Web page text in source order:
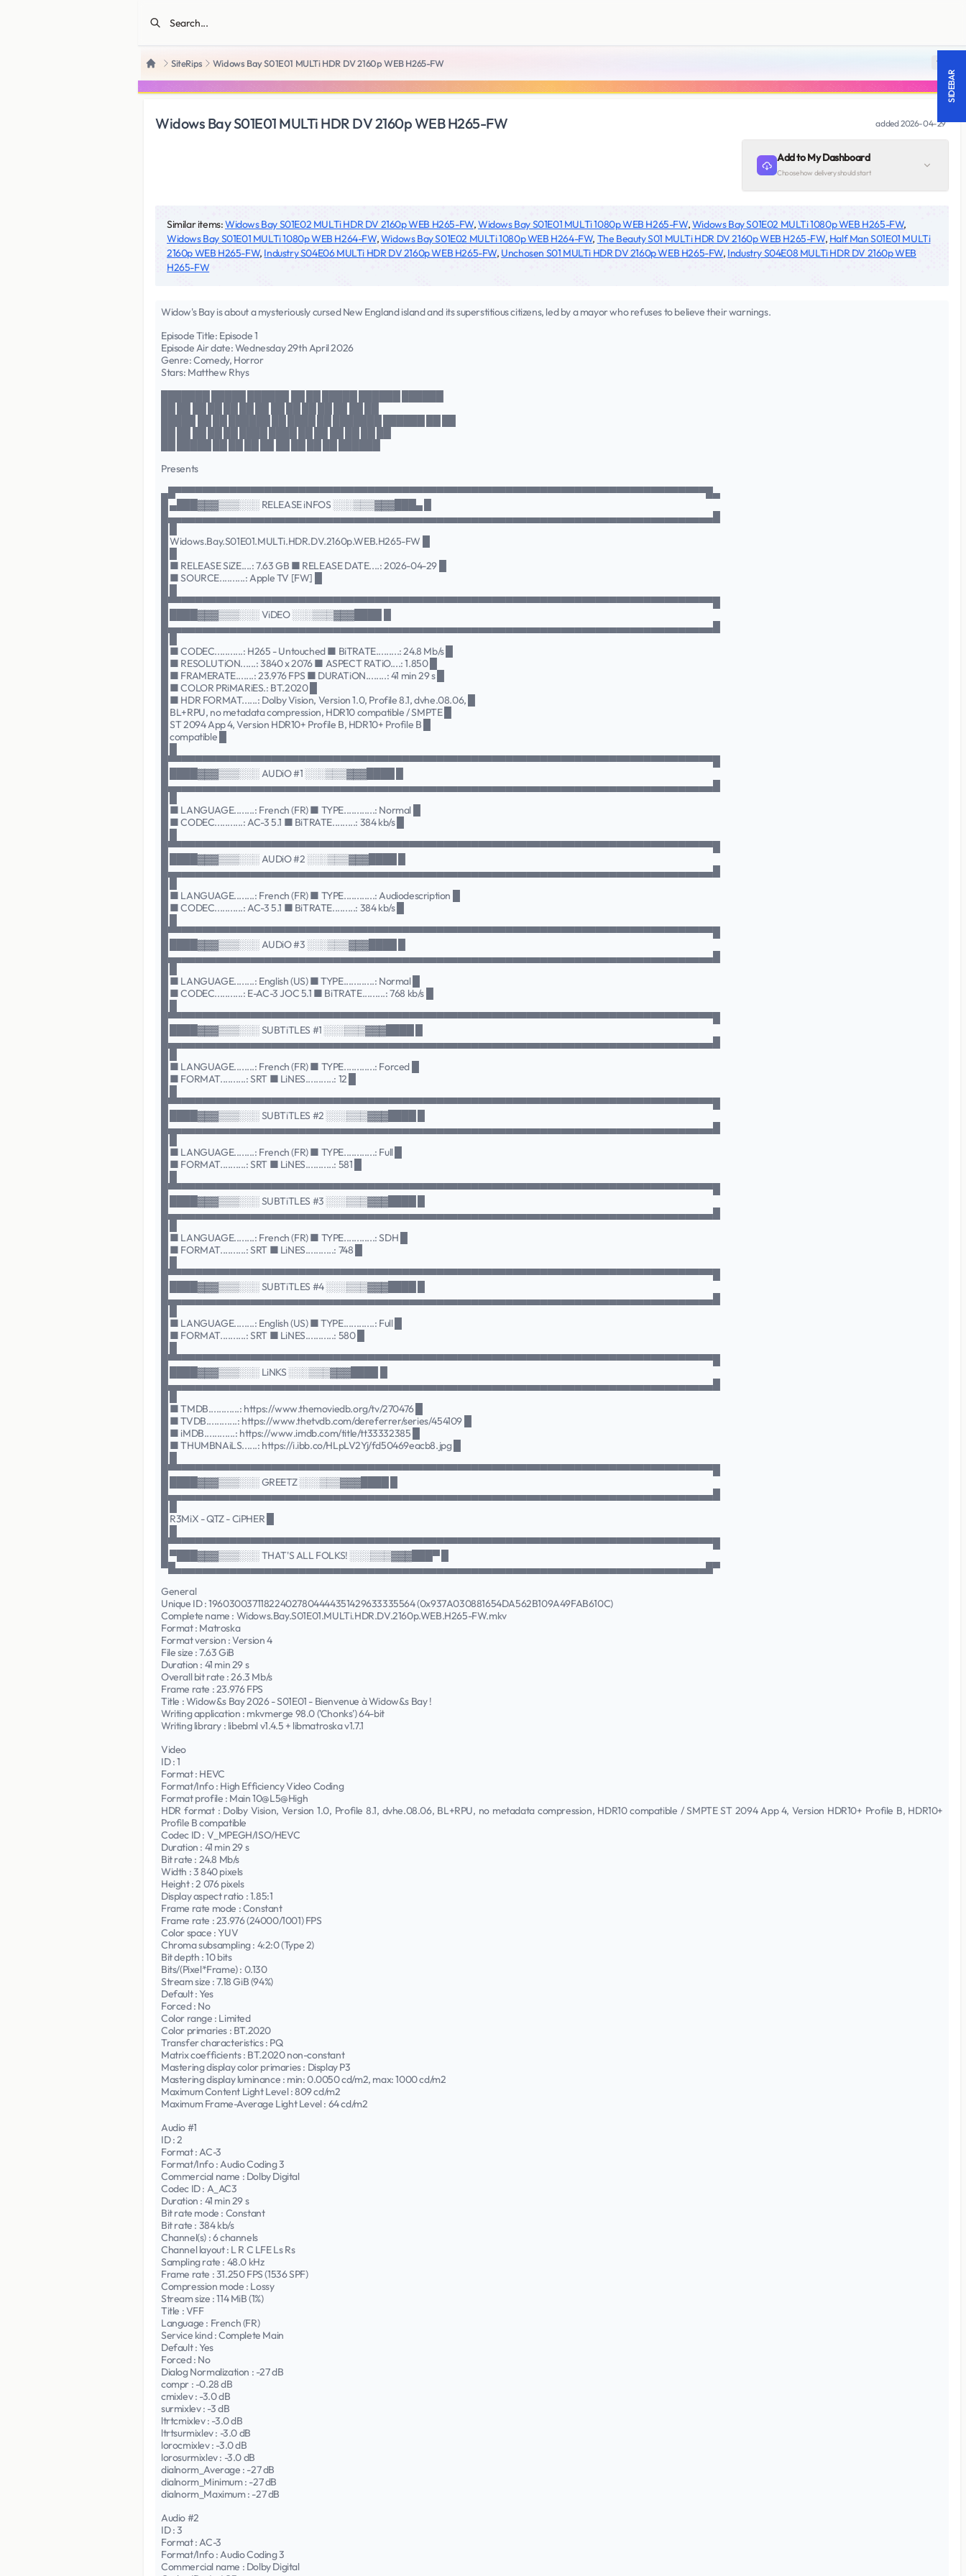
HomeSiteRips Widows Bay S01E01 MULTi HDR DV 2160p WEB H265-FW 18 +
Widows Bay S01E01 MULTi HDR DV 2160p WEB H265-FW added2026-04-29
Add to My Dashboard
Choose how delivery should start
Similar items:Widows Bay S01E02 MULTi HDR DV 2160p WEB H265-FW,Widows Bay S01E01 MULTi 1080p WEB H265-FW,Widows Bay S01E02 MULTi 1080p WEB H265-FW,
Widows Bay S01E01 MULTi 1080p WEB H264-FW,Widows Bay S01E02 MULTi 1080p WEB H264-FW, The Beauty S01 MULTi HDR DV 2160p WEB H265-FW, Half Man S01E01 MULTi
2160p WEB H265-FW, Industry S04E06 MULTi HDR DV 2160p WEB H265-FW, Unchosen S01 MULTi HDR DV 2160p WEB H265-FW, Industry S04E08 MULTi HDR DV 2160p WEB
H265-FW
Widow's Bay is about a mysteriously cursed New England island and its superstitious citizens, led by a mayor who refuses to believe their warnings.
Episode Title: Episode 1
Episode Air date: Wednesday 29th April 2026
Genre: Comedy, Horror
Stars: Matthew Rhys
Presents
▄█▀▀▀▀▀▀▀▀▀▀▀▀▀▀▀▀▀▀▀▀▀▀▀▀▀▀▀▀▀▀▀▀▀▀▀▀▀▀▀▀▀▀▀▀▀▀▀▀▀▀▀▀▀▀▀▀▀▀▀▀▀▀▀▀▀▀▀▀▀▀▀▀▀▀▀▀▀█▄
█ ▄███▓▓▓▒▒▒░░░ RELEASE iNFOS ░░░▒▒▒▓▓▓███▄ █
█▄▄▄▄▄▄▄▄▄▄▄▄▄▄▄▄▄▄▄▄▄▄▄▄▄▄▄▄▄▄▄▄▄▄▄▄▄▄▄▄▄▄▄▄▄▄▄▄▄▄▄▄▄▄▄▄▄▄▄▄▄▄▄▄▄▄▄▄▄▄▄▄▄▄▄▄▄▄▄█
█ Widows.Bay.S01E01.MULTi.HDR.DV.2160p.WEB.H265-FW █
█ ■ RELEASE SiZE....: 7.63 GB ■ RELEASE DATE....: 2026-04-29 █
█ ■ SOURCE..........: Apple TV [FW] █
█▀▀▀▀▀▀▀▀▀▀▀▀▀▀▀▀▀▀▀▀▀▀▀▀▀▀▀▀▀▀▀▀▀▀▀▀▀▀▀▀▀▀▀▀▀▀▀▀▀▀▀▀▀▀▀▀▀▀▀▀▀▀▀▀▀▀▀▀▀▀▀▀▀▀▀▀▀▀▀█
█ ████▓▓▓▒▒▒░░░ ViDEO ░░░▒▒▒▓▓▓████ █
█▄▄▄▄▄▄▄▄▄▄▄▄▄▄▄▄▄▄▄▄▄▄▄▄▄▄▄▄▄▄▄▄▄▄▄▄▄▄▄▄▄▄▄▄▄▄▄▄▄▄▄▄▄▄▄▄▄▄▄▄▄▄▄▄▄▄▄▄▄▄▄▄▄▄▄▄▄▄▄█
█ ■ CODEC...........: H265 - Untouched ■ BiTRATE.........: 24.8 Mb/s █
█ ■ RESOLUTiON......: 3840 x 2076 ■ ASPECT RATiO....: 1.850 █
█ ■ FRAMERATE.......: 23.976 FPS ■ DURATiON........: 41 min 29 s █
█ ■ COLOR PRiMARiES.: BT.2020 █
█ ■ HDR FORMAT......: Dolby Vision, Version 1.0, Profile 8.1, dvhe.08.06, █
█ BL+RPU, no metadata compression, HDR10 compatible / SMPTE █
█ ST 2094 App 4, Version HDR10+ Profile B, HDR10+ Profile B █
█ compatible █
█▀▀▀▀▀▀▀▀▀▀▀▀▀▀▀▀▀▀▀▀▀▀▀▀▀▀▀▀▀▀▀▀▀▀▀▀▀▀▀▀▀▀▀▀▀▀▀▀▀▀▀▀▀▀▀▀▀▀▀▀▀▀▀▀▀▀▀▀▀▀▀▀▀▀▀▀▀▀▀█
█ ████▓▓▓▒▒▒░░░ AUDiO #1 ░░░▒▒▒▓▓▓████ █
█▄▄▄▄▄▄▄▄▄▄▄▄▄▄▄▄▄▄▄▄▄▄▄▄▄▄▄▄▄▄▄▄▄▄▄▄▄▄▄▄▄▄▄▄▄▄▄▄▄▄▄▄▄▄▄▄▄▄▄▄▄▄▄▄▄▄▄▄▄▄▄▄▄▄▄▄▄▄▄█
█ ■ LANGUAGE........: French (FR) ■ TYPE............: Normal █
█ ■ CODEC...........: AC-3 5.1 ■ BiTRATE.........: 384 kb/s █
█▀▀▀▀▀▀▀▀▀▀▀▀▀▀▀▀▀▀▀▀▀▀▀▀▀▀▀▀▀▀▀▀▀▀▀▀▀▀▀▀▀▀▀▀▀▀▀▀▀▀▀▀▀▀▀▀▀▀▀▀▀▀▀▀▀▀▀▀▀▀▀▀▀▀▀▀▀▀▀█
█ ████▓▓▓▒▒▒░░░ AUDiO #2 ░░░▒▒▒▓▓▓████ █
█▄▄▄▄▄▄▄▄▄▄▄▄▄▄▄▄▄▄▄▄▄▄▄▄▄▄▄▄▄▄▄▄▄▄▄▄▄▄▄▄▄▄▄▄▄▄▄▄▄▄▄▄▄▄▄▄▄▄▄▄▄▄▄▄▄▄▄▄▄▄▄▄▄▄▄▄▄▄▄█
█ ■ LANGUAGE........: French (FR) ■ TYPE............: Audiodescription █
█ ■ CODEC...........: AC-3 5.1 ■ BiTRATE.........: 384 kb/s █
█▀▀▀▀▀▀▀▀▀▀▀▀▀▀▀▀▀▀▀▀▀▀▀▀▀▀▀▀▀▀▀▀▀▀▀▀▀▀▀▀▀▀▀▀▀▀▀▀▀▀▀▀▀▀▀▀▀▀▀▀▀▀▀▀▀▀▀▀▀▀▀▀▀▀▀▀▀▀▀█
█ ████▓▓▓▒▒▒░░░ AUDiO #3 ░░░▒▒▒▓▓▓████ █
█▄▄▄▄▄▄▄▄▄▄▄▄▄▄▄▄▄▄▄▄▄▄▄▄▄▄▄▄▄▄▄▄▄▄▄▄▄▄▄▄▄▄▄▄▄▄▄▄▄▄▄▄▄▄▄▄▄▄▄▄▄▄▄▄▄▄▄▄▄▄▄▄▄▄▄▄▄▄▄█
█ ■ LANGUAGE........: English (US) ■ TYPE............: Normal █
█ ■ CODEC...........: E-AC-3 JOC 5.1 ■ BiTRATE.........: 768 kb/s █
█▀▀▀▀▀▀▀▀▀▀▀▀▀▀▀▀▀▀▀▀▀▀▀▀▀▀▀▀▀▀▀▀▀▀▀▀▀▀▀▀▀▀▀▀▀▀▀▀▀▀▀▀▀▀▀▀▀▀▀▀▀▀▀▀▀▀▀▀▀▀▀▀▀▀▀▀▀▀▀█
█ ████▓▓▓▒▒▒░░░ SUBTiTLES #1 ░░░▒▒▒▓▓▓████ █
█▄▄▄▄▄▄▄▄▄▄▄▄▄▄▄▄▄▄▄▄▄▄▄▄▄▄▄▄▄▄▄▄▄▄▄▄▄▄▄▄▄▄▄▄▄▄▄▄▄▄▄▄▄▄▄▄▄▄▄▄▄▄▄▄▄▄▄▄▄▄▄▄▄▄▄▄▄▄▄█
█ ■ LANGUAGE........: French (FR) ■ TYPE............: Forced █
█ ■ FORMAT..........: SRT ■ LiNES...........: 12 █
█▀▀▀▀▀▀▀▀▀▀▀▀▀▀▀▀▀▀▀▀▀▀▀▀▀▀▀▀▀▀▀▀▀▀▀▀▀▀▀▀▀▀▀▀▀▀▀▀▀▀▀▀▀▀▀▀▀▀▀▀▀▀▀▀▀▀▀▀▀▀▀▀▀▀▀▀▀▀▀█
█ ████▓▓▓▒▒▒░░░ SUBTiTLES #2 ░░░▒▒▒▓▓▓████ █
█▄▄▄▄▄▄▄▄▄▄▄▄▄▄▄▄▄▄▄▄▄▄▄▄▄▄▄▄▄▄▄▄▄▄▄▄▄▄▄▄▄▄▄▄▄▄▄▄▄▄▄▄▄▄▄▄▄▄▄▄▄▄▄▄▄▄▄▄▄▄▄▄▄▄▄▄▄▄▄█
█ ■ LANGUAGE........: French (FR) ■ TYPE............: Full █
█ ■ FORMAT..........: SRT ■ LiNES...........: 581 █
█▀▀▀▀▀▀▀▀▀▀▀▀▀▀▀▀▀▀▀▀▀▀▀▀▀▀▀▀▀▀▀▀▀▀▀▀▀▀▀▀▀▀▀▀▀▀▀▀▀▀▀▀▀▀▀▀▀▀▀▀▀▀▀▀▀▀▀▀▀▀▀▀▀▀▀▀▀▀▀█
█ ████▓▓▓▒▒▒░░░ SUBTiTLES #3 ░░░▒▒▒▓▓▓████ █
█▄▄▄▄▄▄▄▄▄▄▄▄▄▄▄▄▄▄▄▄▄▄▄▄▄▄▄▄▄▄▄▄▄▄▄▄▄▄▄▄▄▄▄▄▄▄▄▄▄▄▄▄▄▄▄▄▄▄▄▄▄▄▄▄▄▄▄▄▄▄▄▄▄▄▄▄▄▄▄█
█ ■ LANGUAGE........: French (FR) ■ TYPE............: SDH █
█ ■ FORMAT..........: SRT ■ LiNES...........: 748 █
█▀▀▀▀▀▀▀▀▀▀▀▀▀▀▀▀▀▀▀▀▀▀▀▀▀▀▀▀▀▀▀▀▀▀▀▀▀▀▀▀▀▀▀▀▀▀▀▀▀▀▀▀▀▀▀▀▀▀▀▀▀▀▀▀▀▀▀▀▀▀▀▀▀▀▀▀▀▀▀█
█ ████▓▓▓▒▒▒░░░ SUBTiTLES #4 ░░░▒▒▒▓▓▓████ █
█▄▄▄▄▄▄▄▄▄▄▄▄▄▄▄▄▄▄▄▄▄▄▄▄▄▄▄▄▄▄▄▄▄▄▄▄▄▄▄▄▄▄▄▄▄▄▄▄▄▄▄▄▄▄▄▄▄▄▄▄▄▄▄▄▄▄▄▄▄▄▄▄▄▄▄▄▄▄▄█
█ ■ LANGUAGE........: English (US) ■ TYPE............: Full █
█ ■ FORMAT..........: SRT ■ LiNES...........: 580 █
█▀▀▀▀▀▀▀▀▀▀▀▀▀▀▀▀▀▀▀▀▀▀▀▀▀▀▀▀▀▀▀▀▀▀▀▀▀▀▀▀▀▀▀▀▀▀▀▀▀▀▀▀▀▀▀▀▀▀▀▀▀▀▀▀▀▀▀▀▀▀▀▀▀▀▀▀▀▀▀█
█ ████▓▓▓▒▒▒░░░ LiNKS ░░░▒▒▒▓▓▓████ █
█▄▄▄▄▄▄▄▄▄▄▄▄▄▄▄▄▄▄▄▄▄▄▄▄▄▄▄▄▄▄▄▄▄▄▄▄▄▄▄▄▄▄▄▄▄▄▄▄▄▄▄▄▄▄▄▄▄▄▄▄▄▄▄▄▄▄▄▄▄▄▄▄▄▄▄▄▄▄▄█
█ ■ TMDB............: https://www.themoviedb.org/tv/270476 █
█ ■ TVDB............: https://www.thetvdb.com/dereferrer/series/454109 █
█ ■ iMDB............: https://www.imdb.com/title/tt33332385 █
█ ■ THUMBNAiLS......: https://i.ibb.co/HLpLV2Yj/fd50469eacb8.jpg █
█▀▀▀▀▀▀▀▀▀▀▀▀▀▀▀▀▀▀▀▀▀▀▀▀▀▀▀▀▀▀▀▀▀▀▀▀▀▀▀▀▀▀▀▀▀▀▀▀▀▀▀▀▀▀▀▀▀▀▀▀▀▀▀▀▀▀▀▀▀▀▀▀▀▀▀▀▀▀▀█
█ ████▓▓▓▒▒▒░░░ GREETZ ░░░▒▒▒▓▓▓████ █
█▄▄▄▄▄▄▄▄▄▄▄▄▄▄▄▄▄▄▄▄▄▄▄▄▄▄▄▄▄▄▄▄▄▄▄▄▄▄▄▄▄▄▄▄▄▄▄▄▄▄▄▄▄▄▄▄▄▄▄▄▄▄▄▄▄▄▄▄▄▄▄▄▄▄▄▄▄▄▄█
█ R3MiX - QTZ - CiPHER █
█▀▀▀▀▀▀▀▀▀▀▀▀▀▀▀▀▀▀▀▀▀▀▀▀▀▀▀▀▀▀▀▀▀▀▀▀▀▀▀▀▀▀▀▀▀▀▀▀▀▀▀▀▀▀▀▀▀▀▀▀▀▀▀▀▀▀▀▀▀▀▀▀▀▀▀▀▀▀▀█
█ ▀███▓▓▓▒▒▒░░░ THAT'S ALL FOLKS! ░░░▒▒▒▓▓▓███▀ █
▀█▄▄▄▄▄▄▄▄▄▄▄▄▄▄▄▄▄▄▄▄▄▄▄▄▄▄▄▄▄▄▄▄▄▄▄▄▄▄▄▄▄▄▄▄▄▄▄▄▄▄▄▄▄▄▄▄▄▄▄▄▄▄▄▄▄▄▄▄▄▄▄▄▄▄▄▄▄█▀
General
Unique ID : 196030037118224027804444351429633335564 (0x937A030881654DA562B109A49FAB610C)
Complete name : Widows.Bay.S01E01.MULTi.HDR.DV.2160p.WEB.H265-FW.mkv
Format : Matroska
Format version : Version 4
File size : 7.63 GiB
Duration : 41 min 29 s
Overall bit rate : 26.3 Mb/s
Frame rate : 23.976 FPS
Title : Widow&s Bay 2026 - S01E01 - Bienvenue à Widow&s Bay !
Writing application : mkvmerge 98.0 ('Chonks') 64-bit
Writing library : libebml v1.4.5 + libmatroska v1.7.1
Video
ID : 1
Format : HEVC
Format/Info : High Efficiency Video Coding
Format profile : Main 10@L5@High
HDR format : Dolby Vision, Version 1.0, Profile 8.1, dvhe.08.06, BL+RPU, no metadata compression, HDR10 compatible / SMPTE ST 2094 App 4, Version HDR10+ Profile B, HDR10+
Profile B compatible
Codec ID : V_MPEGH/ISO/HEVC
Duration : 41 min 29 s
Bit rate : 24.8 Mb/s
Width : 3 840 pixels
Height : 2 076 pixels
Display aspect ratio : 1.85:1
Frame rate mode : Constant
Frame rate : 23.976 (24000/1001) FPS
Color space : YUV
Chroma subsampling : 4:2:0 (Type 2)
Bit depth : 10 bits
Bits/(Pixel*Frame) : 0.130
Stream size : 7.18 GiB (94%)
Default : Yes
Forced : No
Color range : Limited
Color primaries : BT.2020
Transfer characteristics : PQ
Matrix coefficients : BT.2020 non-constant
Mastering display color primaries : Display P3
Mastering display luminance : min: 0.0050 cd/m2, max: 1000 cd/m2
Maximum Content Light Level : 809 cd/m2
Maximum Frame-Average Light Level : 64 cd/m2
Audio #1
ID : 2
Format : AC-3
Format/Info : Audio Coding 3
Commercial name : Dolby Digital
Codec ID : A_AC3
Duration : 41 min 29 s
Bit rate mode : Constant
Bit rate : 384 kb/s
Channel(s) : 6 channels
Channel layout : L R C LFE Ls Rs
Sampling rate : 48.0 kHz
Frame rate : 31.250 FPS (1536 SPF)
Compression mode : Lossy
Stream size : 114 MiB (1%)
Title : VFF
Language : French (FR)
Service kind : Complete Main
Default : Yes
Forced : No
Dialog Normalization : -27 dB
compr : -0.28 dB
cmixlev : -3.0 dB
surmixlev : -3 dB
ltrtcmixlev : -3.0 dB
ltrtsurmixlev : -3.0 dB
lorocmixlev : -3.0 dB
lorosurmixlev : -3.0 dB
dialnorm_Average : -27 dB
dialnorm_Minimum : -27 dB
dialnorm_Maximum : -27 dB
Audio #2
ID : 3
Format : AC-3
Format/Info : Audio Coding 3
Commercial name : Dolby Digital
SIDEBAR